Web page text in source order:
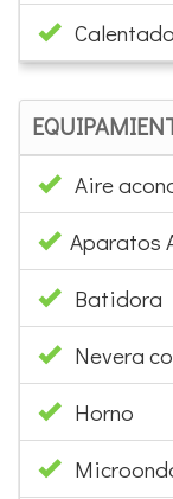
Aire
Aparatos
Batidora
Nevera
Horno